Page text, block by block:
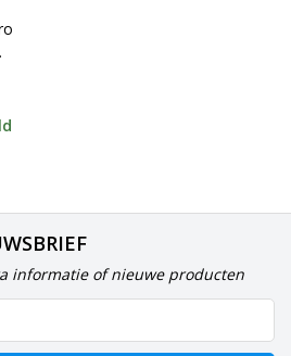
informatie of nieuwe producten